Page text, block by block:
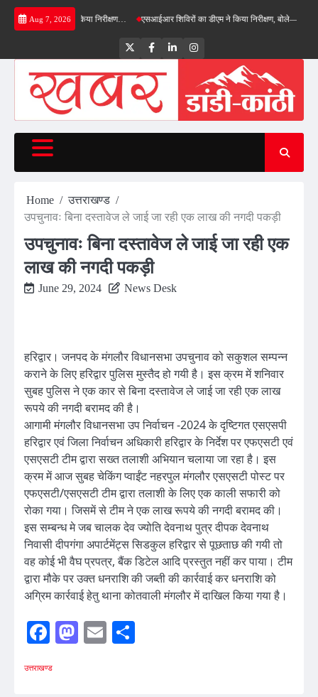
Skip
Aug 7, 2026
का डीएम ने किया निरीक्षण… एसआईआर शिविरों का डीएम ने किया निरीक्षण, बोले—कोई पात्र
TwitterFacebookLinkedInInstagram
Home
उत्तराखण्ड
उपचुनावः बिना दस्तावेज ले जाई जा रही एक लाख की नगदी पकड़ी
उपचुनावः बिना दस्तावेज ले जाई जा रही एक
लाख की नगदी पकड़ी
June 29, 2024 News Desk
हरिद्वार। जनपद के मंगलौर विधानसभा उपचुनाव को सकुशल सम्पन्न
कराने के लिए हरिद्वार पुलिस मुस्तैद हो गयी है। इस क्रम में शनिवार
सुबह पुलिस ने एक कार से बिना दस्तावेज ले जाई जा रही एक लाख
रूपये की नगदी बरामद की है।
आगामी मंगलौर विधानसभा उप निर्वाचन -2024 के दृष्टिगत एसएसपी
हरिद्वार एवं जिला निर्वाचन अधिकारी हरिद्वार के निर्देश पर एफएसटी एवं
एसएसटी टीम द्वारा सख्त तलाशी अभियान चलाया जा रहा है। इस
क्रम में आज सुबह चेकिंग प्वाईंट नहरपुल मंगलौर एसएसटी पोस्ट पर
एफएसटी/एसएसटी टीम द्वारा तलाशी के लिए एक काली सफारी को
रोका गया। जिसमें से टीम ने एक लाख रूपये की नगदी बरामद की।
इस सम्बन्ध मे जब चालक देव ज्योति देवनाथ पुत्र दीपक देवनाथ
निवासी दीपगंगा अपार्टमेंट्स सिडकुल हरिद्वार से पूछताछ की गयी तो
वह कोई भी वैघ प्रपत्र, बैंक डिटेल आदि प्रस्तुत नहीं कर पाया। टीम
द्वारा मौके पर उक्त धनराशि की जब्ती की कार्रवाई कर धनराशि को
अग्रिम कार्रवाई हेतु थाना कोतवाली मंगलौर में दाखिल किया गया है।
Facebook
Mastodon
Email
उत्तराखण्ड